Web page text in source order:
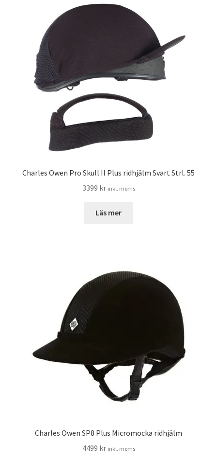
Charles Owen Pro Skull II Plus ridhjälm Svart Strl. 55
3399 kr inkl. moms
Läs mer
Charles Owen SP8 Plus Micromocka ridhjälm
4499 kr inkl. moms